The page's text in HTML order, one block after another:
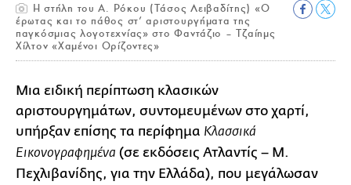
Η στήλη του Α. Ρόκου (Τάσος Λειβαδίτης) «Ο
έρωτας και το πάθος στ’ αριστουργήματα της
παγκόσμιας λογοτεχνίας» στο Φαντάζιο – Τζαίημς
Χίλτον «Χαμένοι Ορίζοντες»
Μια ειδική περίπτωση κλασικών
αριστουργημάτων, συντομευμένων στο χαρτί,
υπήρξαν επίσης τα περίφημα Κλασσικά
Εικονογραφημένα (σε εκδόσεις Ατλαντίς – Μ.
Πεχλιβανίδης, για την Ελλάδα), που μεγάλωσαν